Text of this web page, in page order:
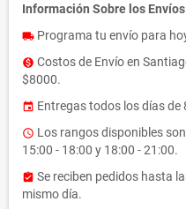
Información Sobre los
local_shipping Programa tu envío para
monetization_on Costos de Envío en
$8000.
event Entregas todos los días de
access_time Los rangos disponibles
15:00 - 18:00 y 18:00 - 21:00.
assignment_turned_in Se reciben pedidos hasta
mismo día.